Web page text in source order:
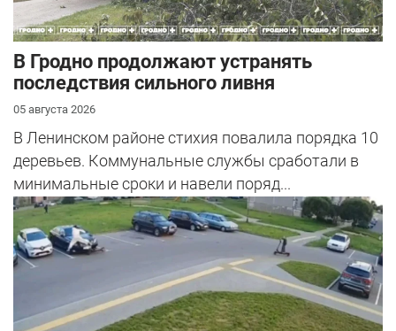
В Гродно продолжают устранять
последствия сильного ливня
05 августа 2026
В Ленинском районе стихия повалила порядка 10
деревьев. Коммунальные службы сработали в
минимальные сроки и навели поряд...